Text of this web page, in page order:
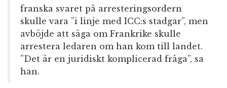
franska svaret på arresteringsordern
skulle vara ”i linje med ICC:s stadgar”, men
avböjde att säga om Frankrike skulle
arrestera ledaren om han kom till landet.
”Det är en juridiskt komplicerad fråga”, sa
han.